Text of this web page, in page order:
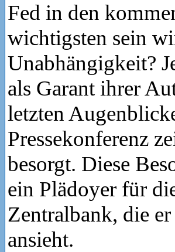
Fed in den
wichtigsten sein
Unabhängigkeit?
als Garant ihrer
letzten
Pressekonferenz
besorgt. Diese
ein Plädoyer für
Zentralbank, die
ansieht.